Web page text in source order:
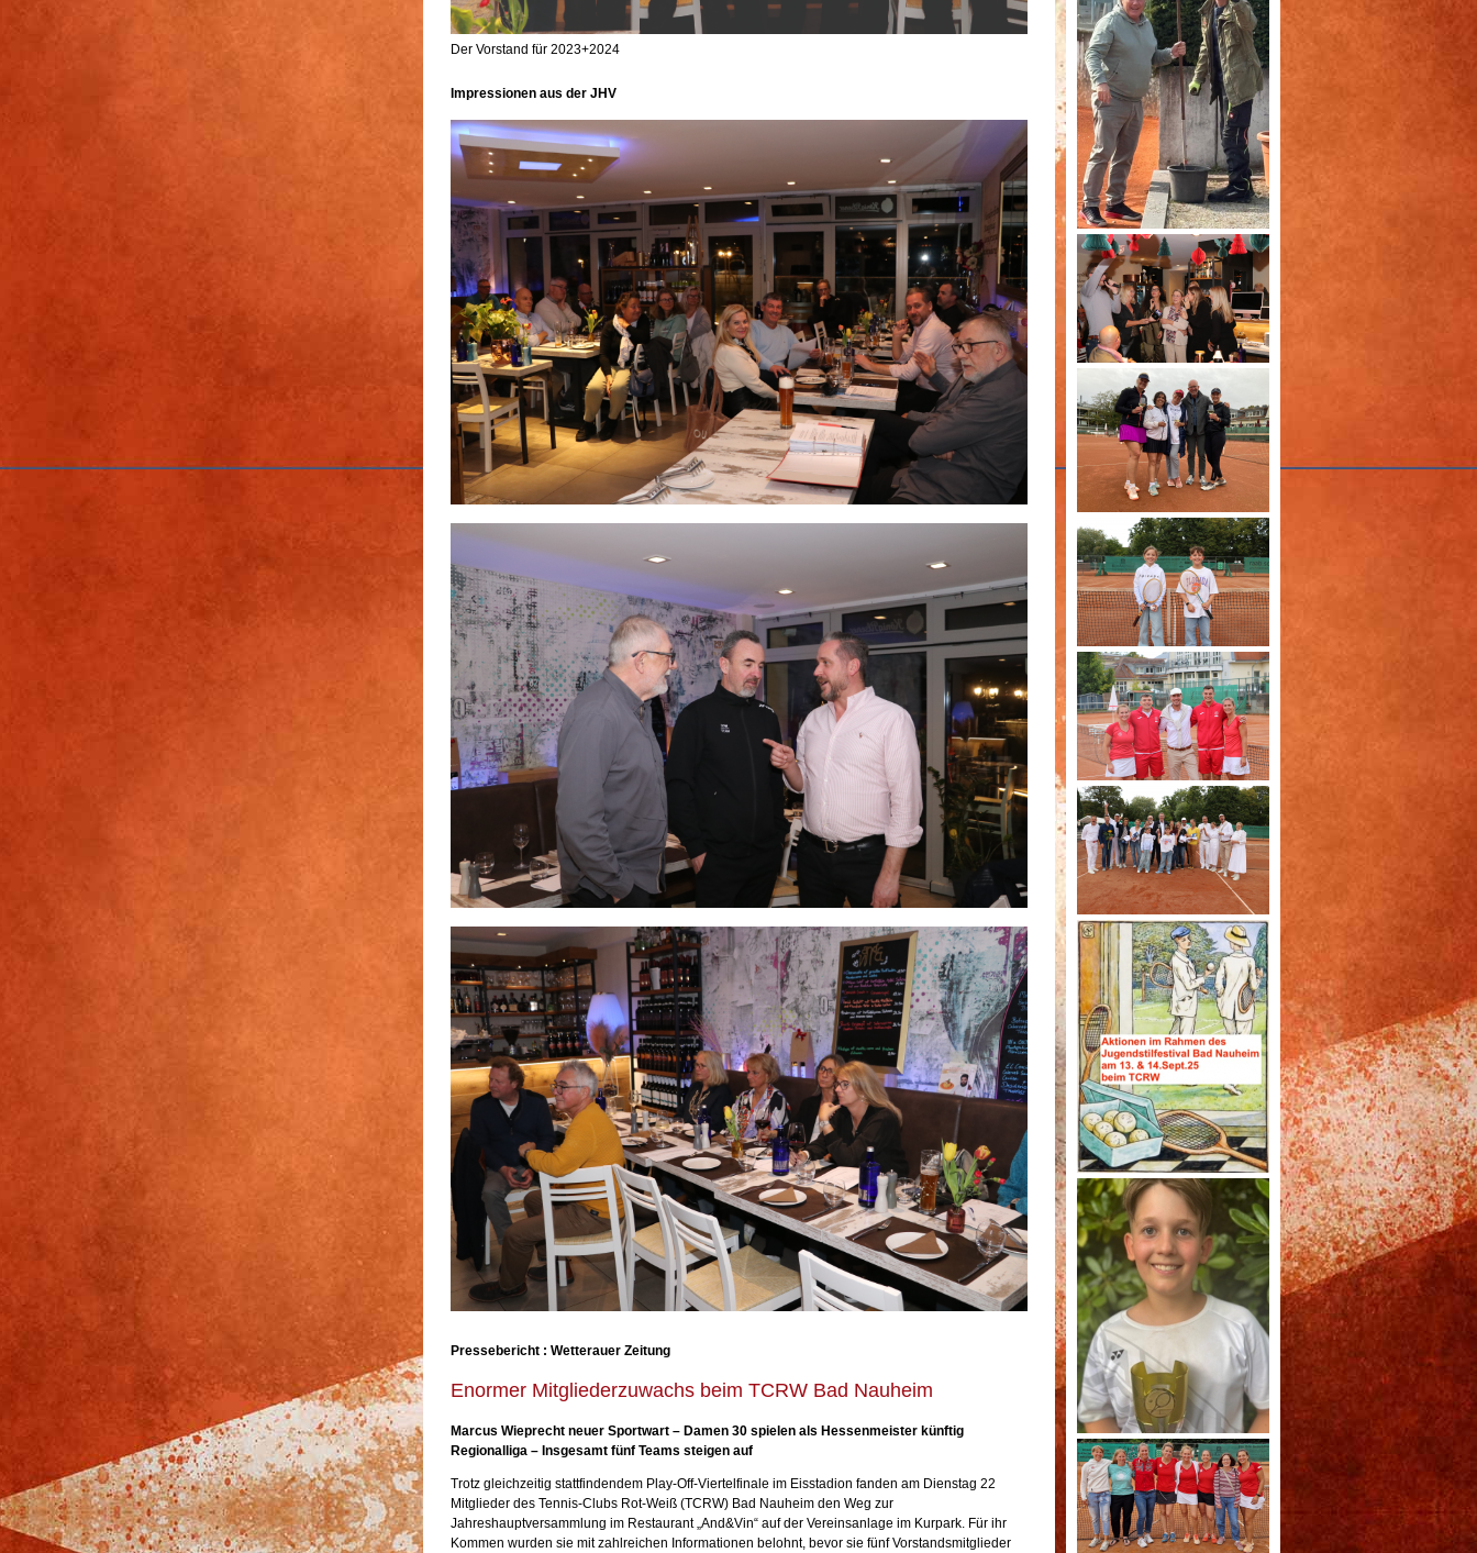
Der Vorstand für 2023+2024
Impressionen aus der JHV
Pressebericht : Wetterauer Zeitung
Enormer Mitgliederzuwachs beim TCRW Bad Nauheim
Marcus Wieprecht neuer Sportwart – Damen 30 spielen als Hessenmeister künftig
Regionalliga – Insgesamt fünf Teams steigen auf
Trotz gleichzeitig stattfindendem Play-Off-Viertelfinale im Eisstadion fanden am Dienstag 22
Mitglieder des Tennis-Clubs Rot-Weiß (TCRW) Bad Nauheim den Weg zur
Jahreshauptversammlung im Restaurant „And&Vin“ auf der Vereinsanlage im Kurpark. Für ihr
Kommen wurden sie mit zahlreichen Informationen belohnt, bevor sie fünf Vorstandsmitglieder